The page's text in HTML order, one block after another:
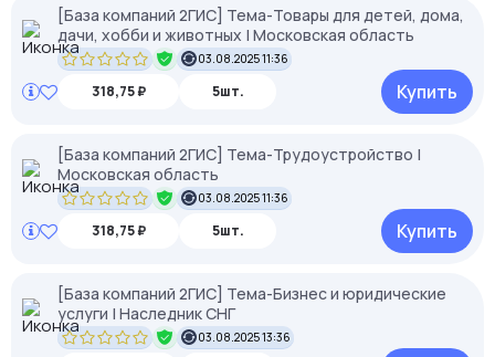
[База компаний 2ГИС] Тема-Товары для детей, дома,
дачи, хобби и животных | Московская область
03.08.2025 11:36
318,75 ₽ 5шт. Купить
[База компаний 2ГИС] Тема-Трудоустройство |
Московская область
03.08.2025 11:36
318,75 ₽ 5шт. Купить
[База компаний 2ГИС] Тема-Бизнес и юридические
услуги | Наследник СНГ
03.08.2025 13:36